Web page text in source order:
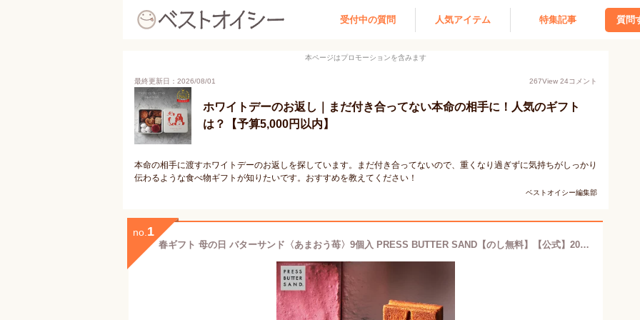
受付中の質問 人気アイテム 特集記事 質問
本ページはプロモーションを含みます
最終更新日：2026/08/01 267View 24コメント
ホワイトデーのお返し｜まだ付き合ってない本命の相手に！人気のギフト
は？【予算5,000円以内】
本命の相手に渡すホワイトデーのお返しを探しています。まだ付き合ってないので、重くなり過ぎずに気持ちがしっかり
伝わるような食べ物ギフトが知りたいです。おすすめを教えてください！
ベストオイシー編集部
no. 1
春ギフト 母の日 バターサンド〈あまおう苺〉9個入 PRESS BUTTER SAND【のし無料】【公式】2026 個包装 プチギフト お配り お取り寄せ プレゼント 高級 手土産